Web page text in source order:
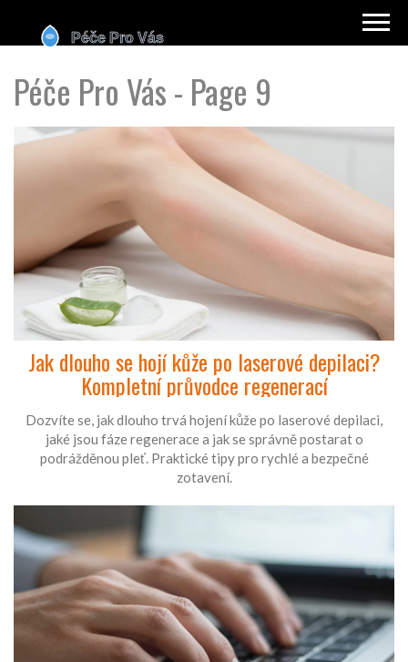
Péče Pro Vás - Page 9
Jak dlouho se hojí kůže po laserové depilaci?
Kompletní průvodce regenerací
Dozvíte se, jak dlouho trvá hojení kůže po laserové depilaci,
jaké jsou fáze regenerace a jak se správně postarat o
podrážděnou pleť. Praktické tipy pro rychlé a bezpečné
zotavení.